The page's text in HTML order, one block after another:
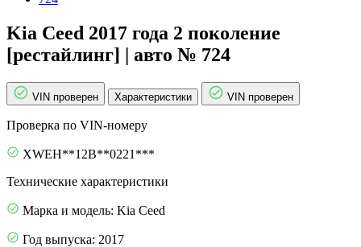
Kia Ceed 2017 года 2 поколение
[рестайлинг] | авто № 724
VIN проверен Характеристики VIN проверен
Проверка по VIN-номеру
XWEH**12B**0221***
Технические характеристики
Марка и модель: Kia Ceed
Год выпуска: 2017